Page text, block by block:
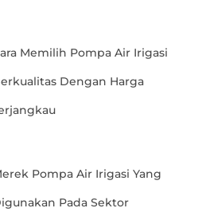
Memilih Pompa Air Irigasi
Dengan Harga
Pompa Air Irigasi Yang
Pada Sektor